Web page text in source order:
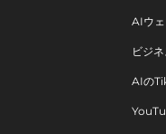
AIウェ
ビジ
AIの